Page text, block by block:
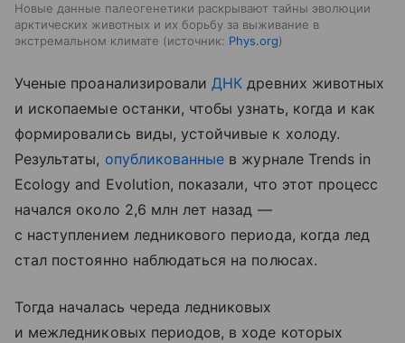
Новые данные палеогенетики раскрывают тайны эволюции
арктических животных и их борьбу за выживание в
экстремальном климате
источник: Phys.org
Ученые проанализировалиДНК древних животных
и ископаемые останки, чтобы узнать, когда и как
формировались виды, устойчивые к холоду.
Результаты, опубликованные в журнале Trends in
Ecology and Evolution, показали, что этот процесс
начался около 2,6 млн лет назад —
с наступлением ледникового периода, когда лед
стал постоянно наблюдаться на полюсах.
Тогда началась череда ледниковых
и межледниковых периодов, в ходе которых